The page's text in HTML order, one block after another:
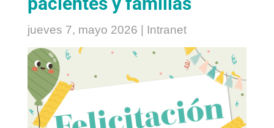
jueves 7, mayo 2026 Intranet